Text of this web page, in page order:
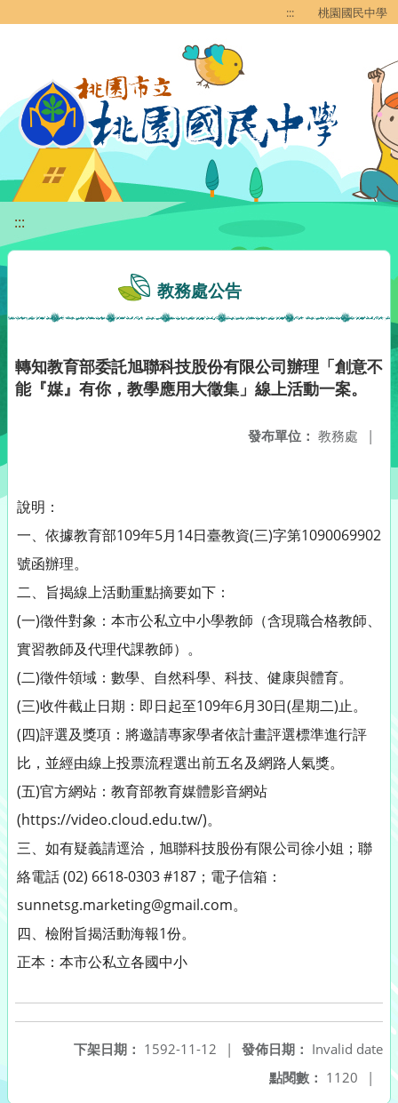
::: 桃園國民中學
:::
教務處公告
轉知教育部委託旭聯科技股份有限公司辦理「創意不
能『媒』有你，教學應用大徵集」線上活動一案。
發布單位： 教務處 |
說明：
一、依據教育部109年5月14日臺教資(三)字第1090069902
號函辦理。
二、旨揭線上活動重點摘要如下：
(一)徵件對象：本市公私立中小學教師（含現職合格教師、
實習教師及代理代課教師）。
(二)徵件領域：數學、自然科學、科技、健康與體育。
(三)收件截止日期：即日起至109年6月30日(星期二)止。
(四)評選及獎項：將邀請專家學者依計畫評選標準進行評
比，並經由線上投票流程選出前五名及網路人氣獎。
(五)官方網站：教育部教育媒體影音網站
(https://video.cloud.edu.tw/)。
三、如有疑義請逕洽，旭聯科技股份有限公司徐小姐；聯
絡電話 (02) 6618-0303 #187；電子信箱：
sunnetsg.marketing@gmail.com。
四、檢附旨揭活動海報1份。
正本：本市公私立各國中小
發佈日期： Invalid date
下架日期： 1592-11-12
|
點閱數： 1120 |